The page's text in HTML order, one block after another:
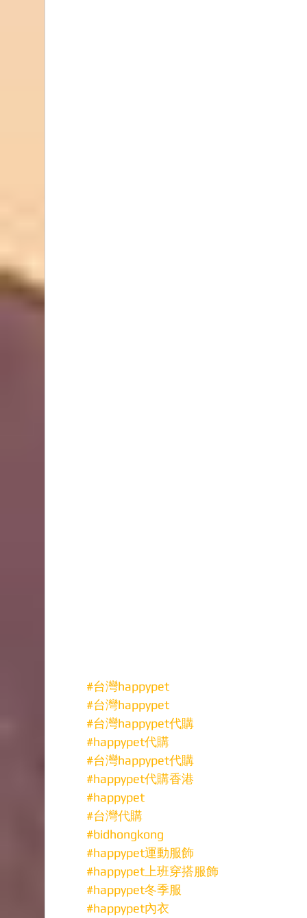
#台灣happypet
#台灣happypet
#台灣happypet代購
#happypet代購
#台灣happypet代購
#happypet代購香港
#happypet
#台灣代購
#bidhongkong
#happypet運動服飾
#happypet上班穿搭服飾
#happypet冬季服
#happypet內衣